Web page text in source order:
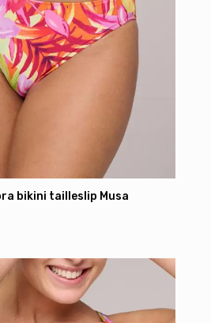
bikini tailleslip Musa